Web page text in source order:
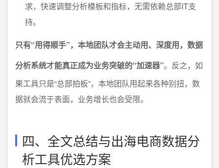
求，快速调整分析模板和指标，无需依赖总部IT支
持。
只有“用得顺手”，本地团队才会主动用、深度用，数据
分析系统才能真正成为业务突破的“加速器”。反之，如
果工具只是“总部拍板”，本地团队用起来各种别扭，数
据就会流于表面，业务增长也会受限。
四、全文总结与出海电商数据分
析工具优选方案